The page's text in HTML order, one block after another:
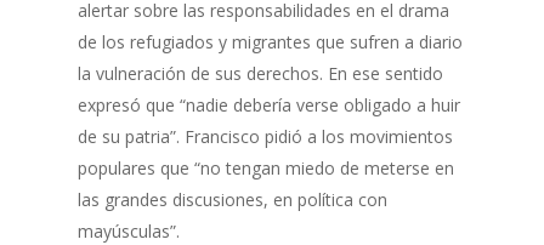
alertar sobre las responsabilidades en el drama
de los refugiados y migrantes que sufren a diario
la vulneración de sus derechos. En ese sentido
expresó que “nadie debería verse obligado a huir
de su patria”. Francisco pidió a los movimientos
populares que “no tengan miedo de meterse en
las grandes discusiones, en política con
mayúsculas”.